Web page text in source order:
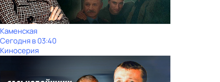
Каменская
Сегодня в 03:40
Киносерия